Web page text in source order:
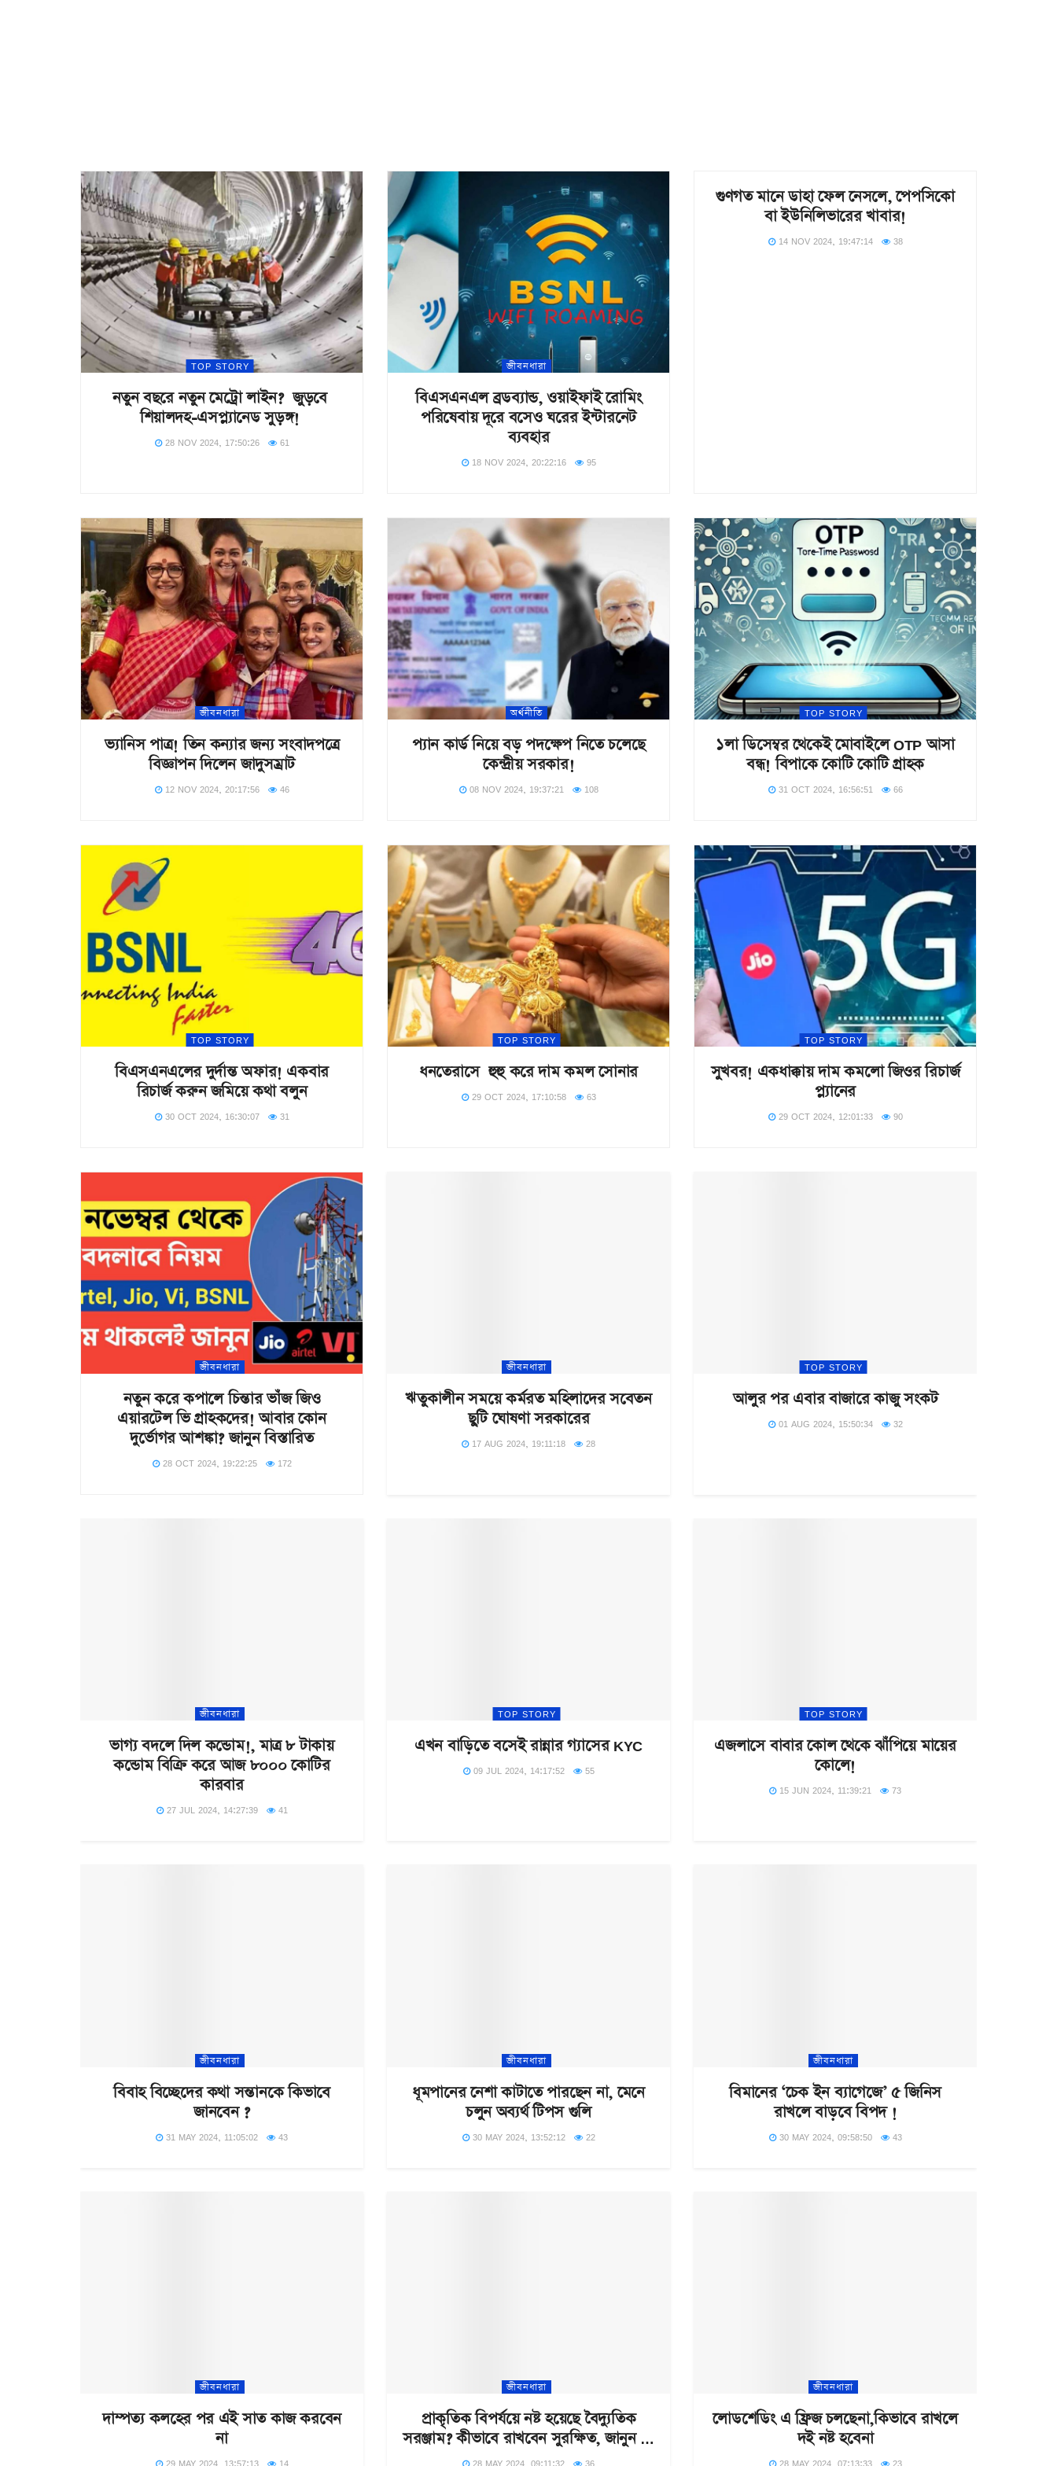
TOP STORY
নতুন বছরে নতুন মেট্রো লাইন? জুড়বে
শিয়ালদহ-এসপ্ল্যানেড সুড়ঙ্গ!
28 NOV 2024, 17:50:26 61
জীবনধারা
বিএসএনএল ব্রডব্যান্ড, ওয়াইফাই রোমিং
পরিষেবায় দূরে বসেও ঘরের ইন্টারনেট
ব্যবহার
18 NOV 2024, 20:22:16 95
গুণগত মানে ডাহা ফেল নেসলে, পেপসিকো
বা ইউনিলিভারের খাবার!
14 NOV 2024, 19:47:14 38
জীবনধারা
ভ্যানিস পাত্র! তিন কন্যার জন্য সংবাদপত্রে
বিজ্ঞাপন দিলেন জাদুসম্রাট
12 NOV 2024, 20:17:56 46
অর্থনীতি
প্যান কার্ড নিয়ে বড় পদক্ষেপ নিতে চলেছে
কেন্দ্রীয় সরকার!
08 NOV 2024, 19:37:21 108
TOP STORY
১লা ডিসেম্বর থেকেই মোবাইলে OTP আসা
বন্ধ! বিপাকে কোটি কোটি গ্রাহক
31 OCT 2024, 16:56:51 66
TOP STORY
বিএসএনএলের দুর্দান্ত অফার! একবার
রিচার্জ করুন জমিয়ে কথা বলুন
30 OCT 2024, 16:30:07 31
TOP STORY
ধনতেরাসে হুহু করে দাম কমল সোনার
29 OCT 2024, 17:10:58 63
TOP STORY
সুখবর! একধাক্কায় দাম কমলো জিওর রিচার্জ
প্ল্যানের
29 OCT 2024, 12:01:33 90
জীবনধারা
নতুন করে কপালে চিন্তার ভাঁজ জিও
এয়ারটেল ভি গ্রাহকদের! আবার কোন
দুর্ভোগর আশঙ্কা? জানুন বিস্তারিত
28 OCT 2024, 19:22:25 172
জীবনধারা
ঋতুকালীন সময়ে কর্মরত মহিলাদের সবেতন
ছুটি ঘোষণা সরকারের
17 AUG 2024, 19:11:18 28
TOP STORY
আলুর পর এবার বাজারে কাজু সংকট
01 AUG 2024, 15:50:34 32
জীবনধারা
ভাগ্য বদলে দিল কন্ডোম!, মাত্র ৮ টাকায়
কন্ডোম বিক্রি করে আজ ৮০০০ কোটির
কারবার
27 JUL 2024, 14:27:39 41
TOP STORY
এখন বাড়িতে বসেই রান্নার গ্যাসের KYC
09 JUL 2024, 14:17:52 55
TOP STORY
এজলাসে বাবার কোল থেকে ঝাঁপিয়ে মায়ের
কোলে!
15 JUN 2024, 11:39:21 73
জীবনধারা
বিবাহ বিচ্ছেদের কথা সন্তানকে কিভাবে
জানবেন ?
31 MAY 2024, 11:05:02 43
জীবনধারা
ধূমপানের নেশা কাটাতে পারছেন না, মেনে
চলুন অব্যর্থ টিপস গুলি
30 MAY 2024, 13:52:12 22
জীবনধারা
বিমানের ‘চেক ইন ব্যাগেজে’ ৫ জিনিস
রাখলে বাড়বে বিপদ !
30 MAY 2024, 09:58:50 43
জীবনধারা
দাম্পত্য কলহের পর এই সাত কাজ করবেন
না
29 MAY 2024, 13:57:13 14
জীবনধারা
প্রাকৃতিক বিপর্যয়ে নষ্ট হয়েছে বৈদ্যুতিক
সরঞ্জাম? কীভাবে রাখবেন সুরক্ষিত, জানুন …
28 MAY 2024, 09:11:32 36
জীবনধারা
লোডশেডিং এ ফ্রিজ চলছেনা,কিভাবে রাখলে
দই নষ্ট হবেনা
28 MAY 2024, 07:13:33 23